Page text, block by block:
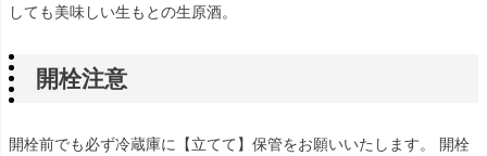
しても美味しい生もとの生原酒。
開栓注意
開栓前でも必ず冷蔵庫に【立てて】保管をお願いいたします。 開栓